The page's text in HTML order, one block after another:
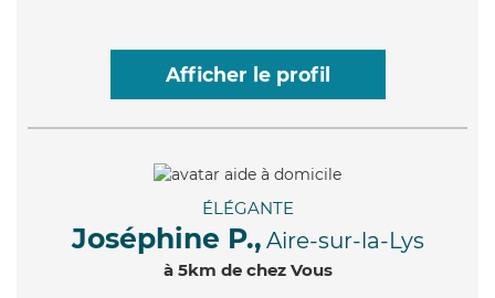
Afficher le profil
ÉLÉGANTE
Joséphine P., Aire-sur-la-Lys
à 5km de chez Vous